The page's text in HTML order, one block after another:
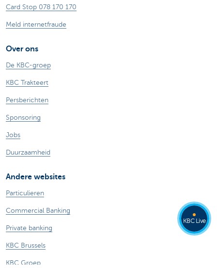
Card Stop 078 170 170
Meld internetfraude
Over ons
De KBC-groep
KBC Trakteert
Persberichten
Sponsoring
Jobs
Duurzaamheid
Andere websites
Particulieren
Commercial Banking
Private banking
KBC Brussels
KBC Groep
KBC Live